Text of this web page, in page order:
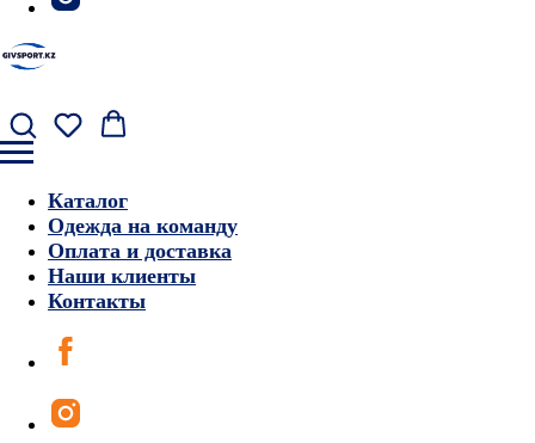
Каталог
Одежда на команду
Оплата и доставка
Наши клиенты
Контакты